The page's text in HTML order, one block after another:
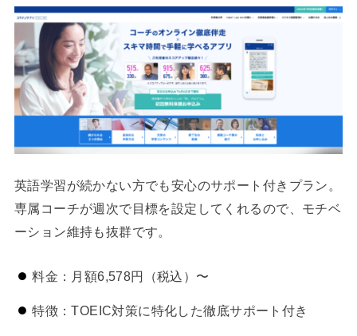
英語学習が続かない方でも安心のサポート付きプラン。
専属コーチが週次で目標を設定してくれるので、モチベ
ーション維持も抜群です。
料金：月額6,578円（税込）〜
特徴：TOEIC対策に特化した徹底サポート付き